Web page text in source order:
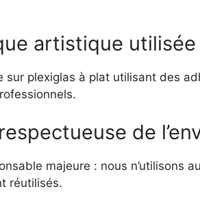
artistique utilisée
sur plexiglas à plat utilisant des
de
majeure : nous
réutilisés.